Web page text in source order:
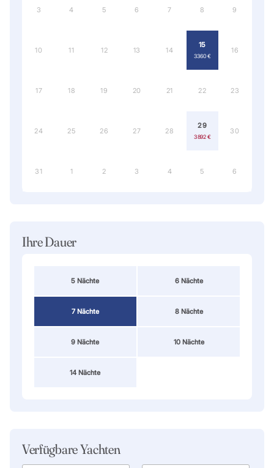
3 4 5 6 7 8 9
10 11 12 13 14
15
3 360 €
16
17 18 19 20 21 22 23
24 25 26 27 28
29
3 892 €
30
31 1 2 3 4 5 6
Ihre Dauer
5 Nächte 6 Nächte
7 Nächte 8 Nächte
9 Nächte 10 Nächte
14 Nächte
Verfügbare Yachten